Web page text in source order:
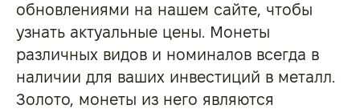
обновлениями на нашем сайте, чтобы
узнать актуальные цены. Монеты
различных видов и номиналов всегда в
наличии для ваших инвестиций в металл.
Золото, монеты из него являются